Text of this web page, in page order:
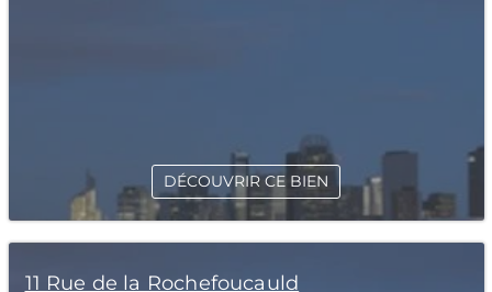
DÉCOUVRIR CE BIEN
11 Rue de la Rochefoucauld